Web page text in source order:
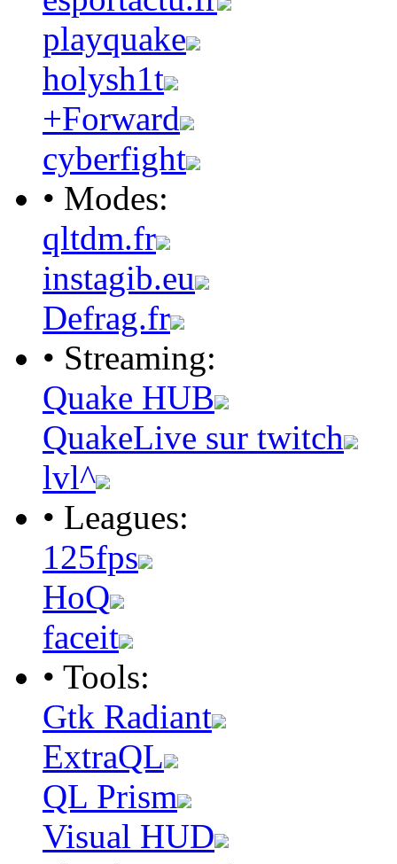
playquake
holysh1t
+Forward
cyberfight
• Modes:
qltdm.fr
instagib.eu
Defrag.fr
• Streaming:
Quake HUB
QuakeLive sur twitch
lvl^
• Leagues:
125fps
HoQ
faceit
• Tools:
Gtk Radiant
ExtraQL
QL Prism
Visual HUD